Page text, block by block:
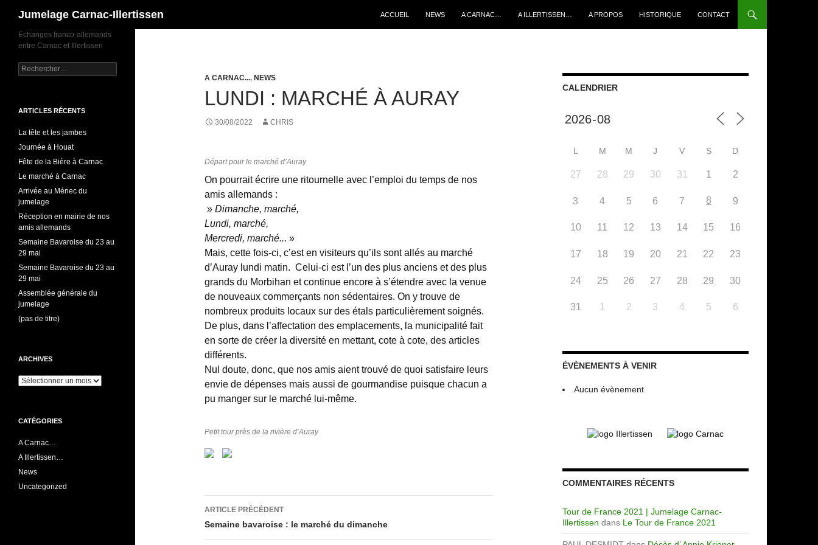
Jumelage Carnac-Illertissen
ACCUEIL
NEWS A CARNAC… A ILLERTISSEN… A PROPOS HISTORIQUE CONTACT
A CARNAC..., NEWS
LUNDI : MARCHÉ À AURAY
30/08/2022 CHRIS
Départ pour le marché d’Auray
On pourrait écrire une ritournelle avec l’emploi du temps de nos
amis allemands :
» Dimanche, marché,
Lundi, marché,
Mercredi, marché... »
Mais, cette fois-ci, c’est en visiteurs qu’ils sont allés au marché
d’Auray lundi matin. Celui-ci est l’un des plus anciens et des plus
grands du Morbihan et continue encore à s’étendre avec la venue
de nouveaux commerçants non sédentaires. On y trouve de
nombreux produits locaux sur des étals particulièrement soignés.
De plus, dans l’affectation des emplacements, la municipalité fait
en sorte de créer la diversité en mettant, cote à cote, des articles
différents.
Nul doute, donc, que nos amis aient trouvé de quoi satisfaire leurs
envie de dépenses mais aussi de gourmandise puisque chacun a
pu manger sur le marché lui-même.
Petit tour près de la rivière d’Auray
Navigation
des
ARTICLE PRÉCÉDENT
Semaine bavaroise : le marché du dimanche
CALENDRIER
L M M J V S D
27 28 29 30 31 1 2
3 4 5 6 7 8 9
10 11 12 13 14 15 16
17 18 19 20 21 22 23
24 25 26 27 28 29 30
31 1 2 3 4 5 6
ÉVÈNEMENTS À VENIR
Aucun évènement
COMMENTAIRES RÉCENTS
Tour de France 2021 | Jumelage Carnac-
Illertissen dans Le Tour de France 2021
Echanges franco-allemands
entre Carnac et Illertissen
Rechercher :
ARTICLES RÉCENTS
La tête et les jambes
Journée à Houat
Fête de la Bière à Carnac
Le marché à Carnac
Arrivée au Ménec du
jumelage
Réception en mairie de nos
amis allemands
Semaine Bavaroise du 23 au
29 mai
Semaine Bavaroise du 23 au
29 mai
Assemblée générale du
jumelage
(pas de titre)
ARCHIVES
Archives
CATÉGORIES
A Carnac…
A Illertissen…
News
Uncategorized